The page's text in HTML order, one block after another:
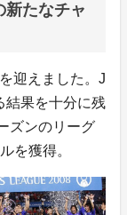
新たなチャ
迎えました。J
結果を十分に残
ズンのリーグ
を獲得。